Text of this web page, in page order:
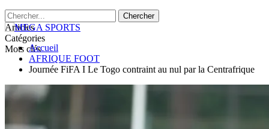
Articles
Catégories
Mots clésAccueil
AFRIQUE FOOT
Journée FiFA I Le Togo contraint au nul par la Centrafrique